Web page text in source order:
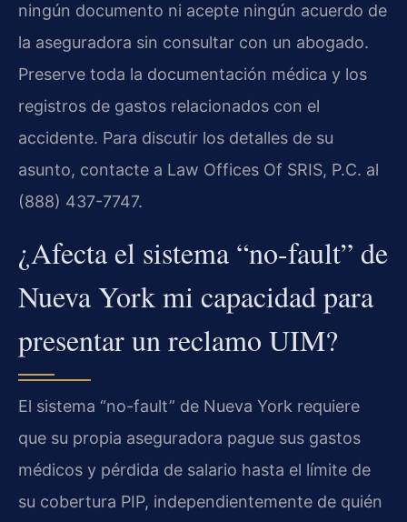
ningún documento ni acepte ningún acuerdo de
la aseguradora sin consultar con un abogado.
Preserve toda la documentación médica y los
registros de gastos relacionados con el
accidente. Para discutir los detalles de su
asunto, contacte a Law Offices Of SRIS, P.C. al
(888) 437-7747.
¿Afecta el sistema “no-fault” de
Nueva York mi capacidad para
presentar un reclamo UIM?
El sistema “no-fault” de Nueva York requiere
que su propia aseguradora pague sus gastos
médicos y pérdida de salario hasta el límite de
su cobertura PIP, independientemente de quién